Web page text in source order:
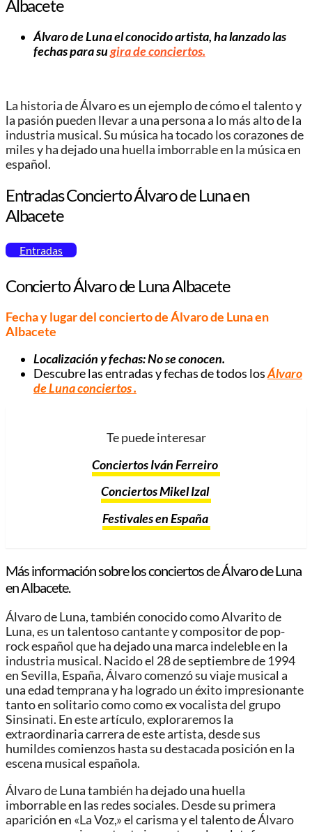
Albacete
Álvaro de Luna el conocido artista, ha lanzado las
fechas para sugira de conciertos.
La historia de Álvaro es un ejemplo de cómo el talento y
la pasión pueden llevar a una persona a lo más alto de la
industria musical. Su música ha tocado los corazones de
miles y ha dejado una huella imborrable en la música en
español.
Entradas Concierto Álvaro de Luna en
Albacete
Entradas
Concierto Álvaro de Luna Albacete
Fecha y lugar del concierto de Álvaro de Luna en
Albacete
Localización y fechas: No se conocen.
Descubre las entradas y fechas de todos losÁlvaro
de Luna conciertos.
Te puede interesar
Conciertos Iván Ferreiro
Conciertos Mikel Izal
Festivales en España
Más información sobre los conciertos de Álvaro de Luna
en Albacete.
Álvaro de Luna, también conocido como Alvarito de
Luna, es un talentoso cantante y compositor de pop-
rock español que ha dejado una marca indeleble en la
industria musical. Nacido el 28 de septiembre de 1994
en Sevilla, España, Álvaro comenzó su viaje musical a
una edad temprana y ha logrado un éxito impresionante
tanto en solitario como como ex vocalista del grupo
Sinsinati. En este artículo, exploraremos la
extraordinaria carrera de este artista, desde sus
humildes comienzos hasta su destacada posición en la
escena musical española.
Álvaro de Luna también ha dejado una huella
imborrable en las redes sociales. Desde su primera
aparición en «La Voz,» el carisma y el talento de Álvaro